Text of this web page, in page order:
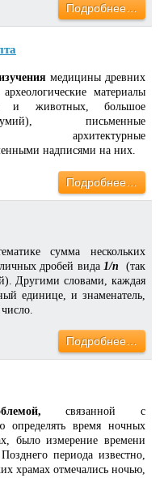
Подробнее…
медицины древних
материалы
и животных, большое
письменные
архитектурные
надписями на них.
Подробнее…
сумма нескольких
дробей вида 1/n (так
Другими словами, каждая
единице, и знаменатель,
Подробнее…
связанной с
определять время ночных
было измерение времени
периода известно,
храмах отмечались ночью,